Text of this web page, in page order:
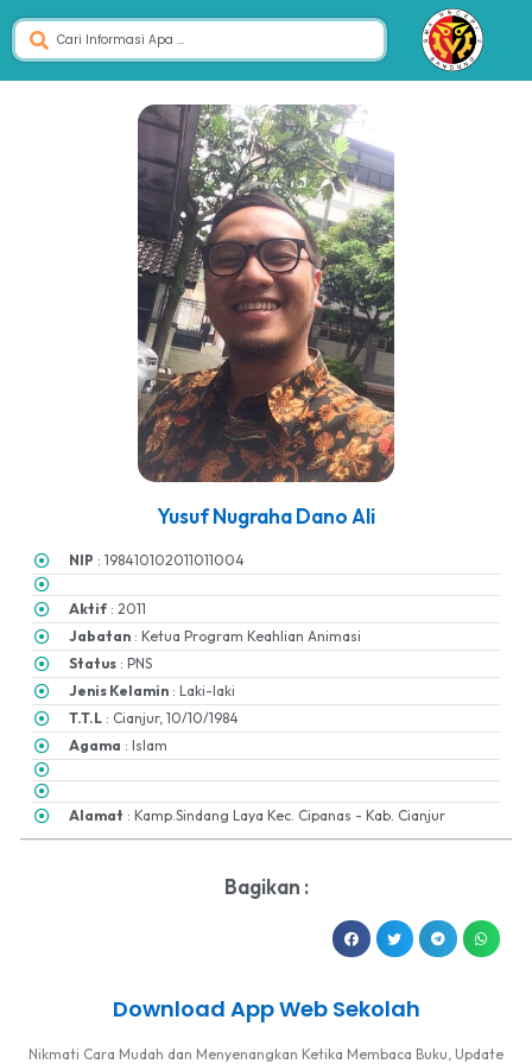
Yusuf Nugraha Dano Ali
NIP : 198410102011011004
Aktif : 2011
Jabatan : Ketua Program Keahlian Animasi
Status : PNS
Jenis Kelamin : Laki-laki
T.T.L : Cianjur, 10/10/1984
Agama : Islam
Alamat : Kamp.Sindang Laya Kec. Cipanas - Kab. Cianjur
Bagikan :
Download App Web Sekolah
Nikmati Cara Mudah dan Menyenangkan Ketika Membaca Buku, Update